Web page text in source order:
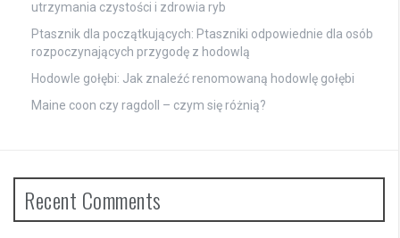
utrzymania czystości i zdrowia ryb
Ptasznik dla początkujących: Ptaszniki odpowiednie dla osób
rozpoczynających przygodę z hodowlą
Hodowle gołębi: Jak znaleźć renomowaną hodowlę gołębi
Maine coon czy ragdoll – czym się różnią?
Recent Comments